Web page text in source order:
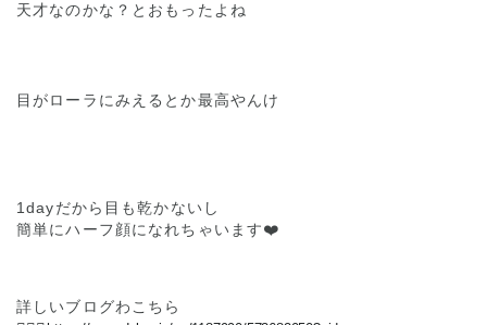
天才なのかな？とおもったよね
目がローラにみえるとか最高やんけ
1dayだから目も乾かないし
簡単にハーフ顔になれちゃいます❤️
詳しいブログわこちら